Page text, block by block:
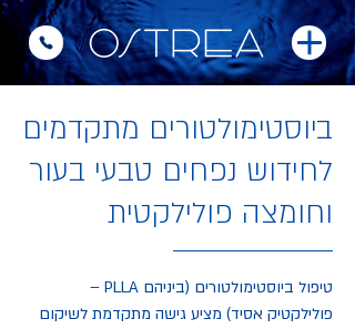
ביוסטימולטורים מתקדמים
לחידוש נפחים טבעי בעור
וחומצה פולילקטית
טיפול ביוסטימולטורים (ביניהם PLLA –
פולילקטיק אסיד) מציע גישה מתקדמת לשיקום